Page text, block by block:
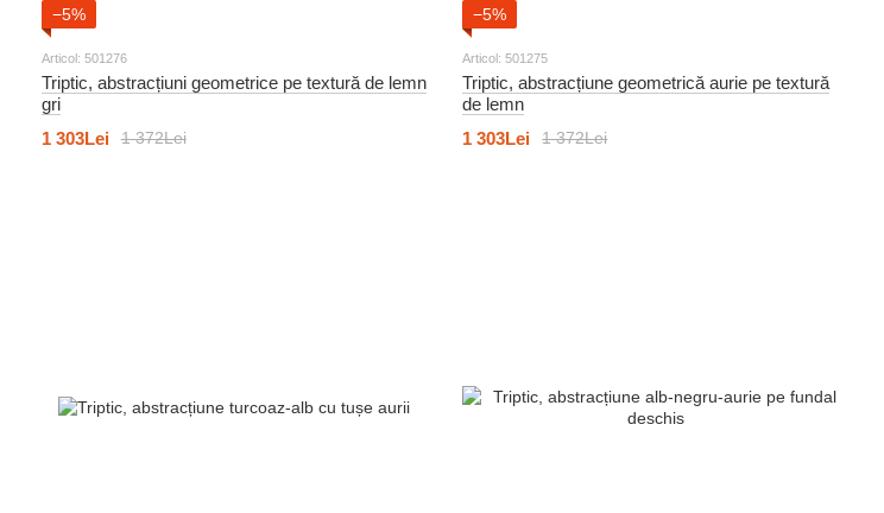
−5%
Articol: 501276
Triptic, abstracțiuni geometrice pe textură de lemn
gri
1 372Lei
1 303Lei
−5%
Articol: 501275
Triptic, abstracțiune geometrică aurie pe textură
de lemn
1 372Lei
1 303Lei